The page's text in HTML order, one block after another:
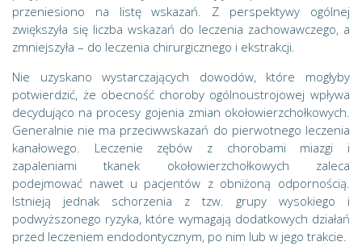
przeniesiono na listę wskazań. Z perspektywy ogólnej
zwiększyła się liczba wskazań do leczenia zachowawczego, a
zmniejszyła – do leczenia chirurgicznego i ekstrakcji.
Nie uzyskano wystarczających dowodów, które mogłyby
potwierdzić, że obecność choroby ogólnoustrojowej wpływa
decydująco na procesy gojenia zmian okołowierzchołkowych.
Generalnie nie ma przeciwwskazań do pierwotnego leczenia
kanałowego. Leczenie zębów z chorobami miazgi i
zapaleniami tkanek okołowierzchołkowych zaleca
podejmować nawet u pacjentów z obniżoną odpornością.
Istnieją jednak schorzenia z tzw. grupy wysokiego i
podwyższonego ryzyka, które wymagają dodatkowych działań
przed leczeniem endodontycznym, po nim lub w jego trakcie.